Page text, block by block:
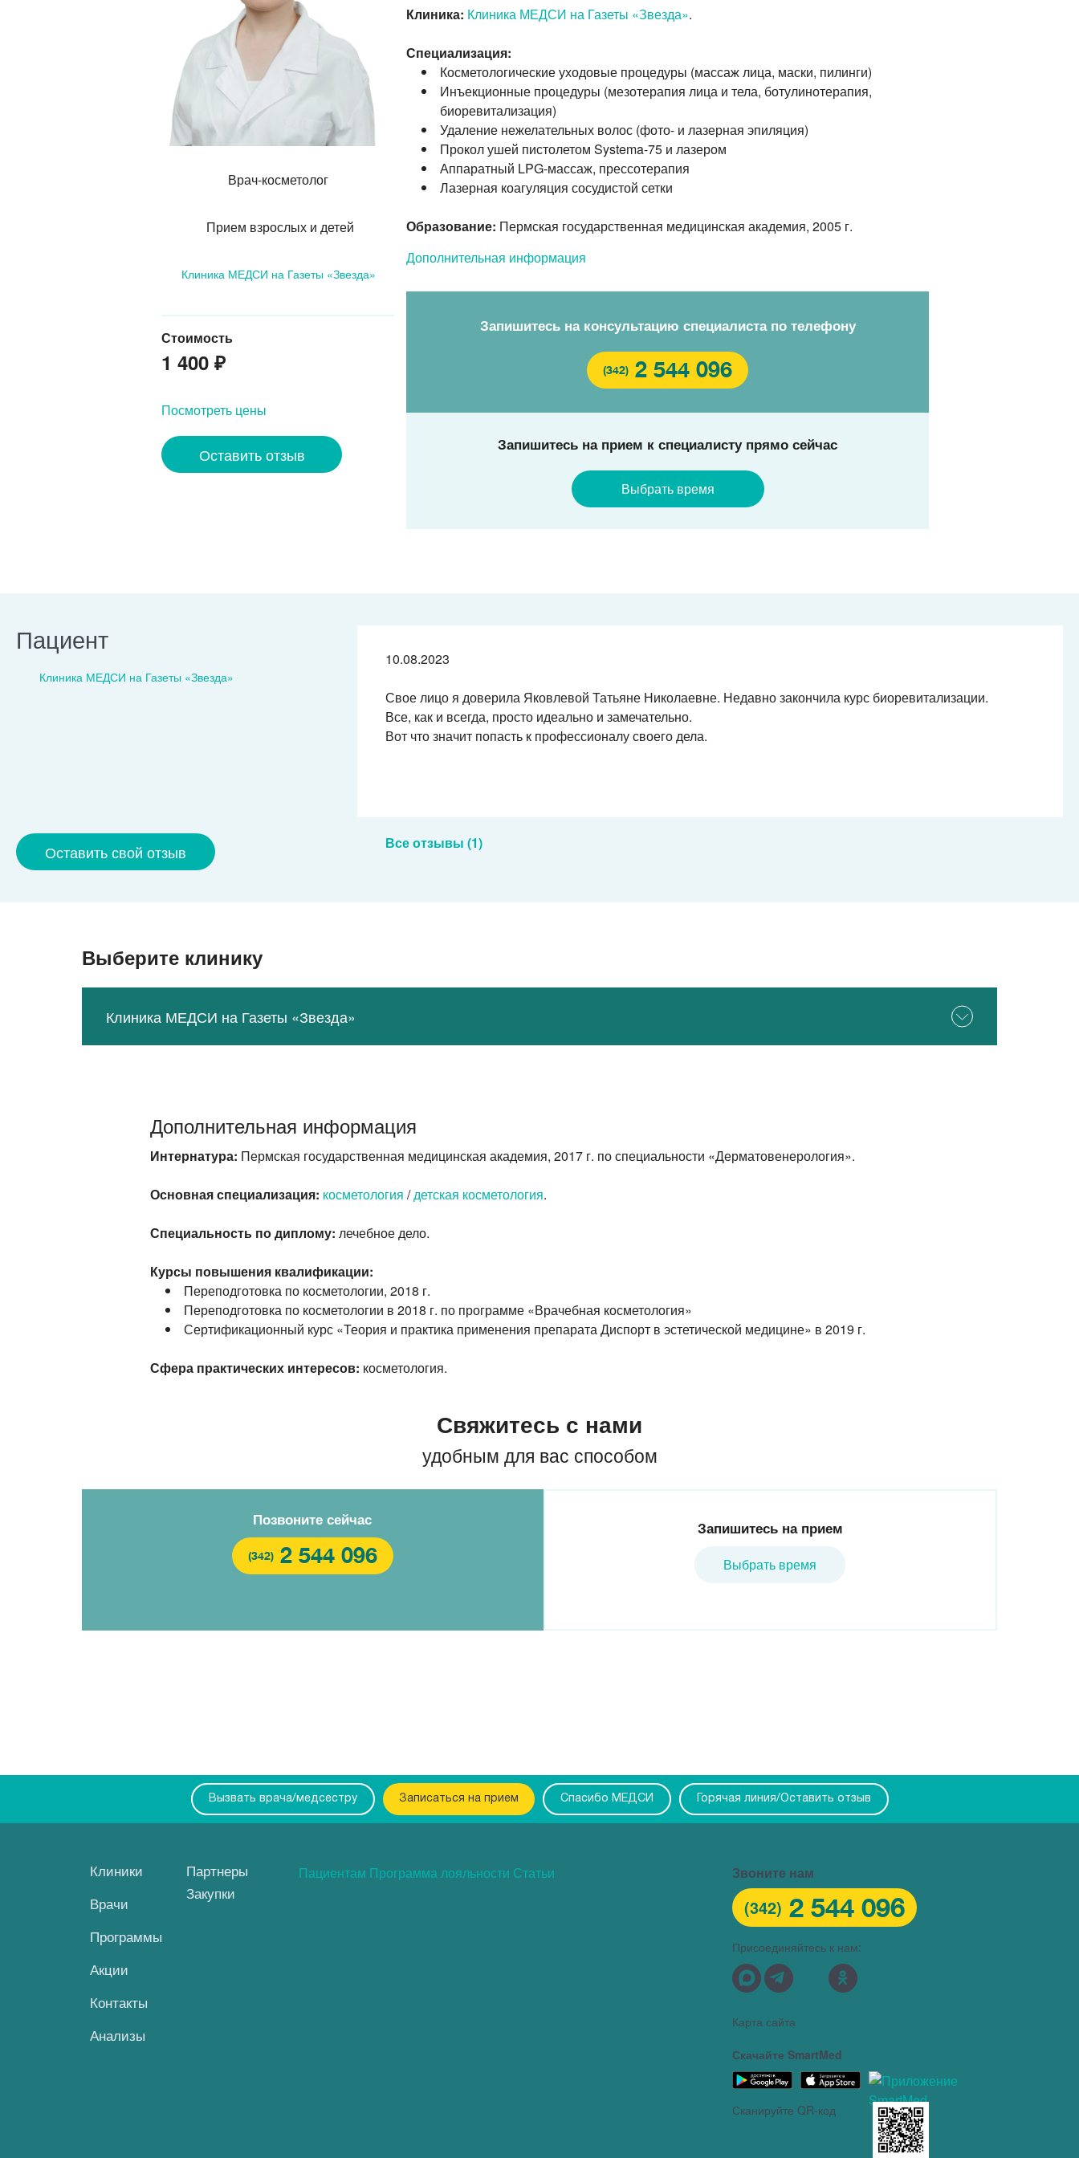
Врач-косметолог
Прием взрослых и детей
Клиника МЕДСИ на Газеты «Звезда»
Стоимость
1 400 ₽
Посмотреть цены
Оставить отзыв
Клиника: Клиника МЕДСИ на Газеты «Звезда».
Специализация:
Косметологические уходовые процедуры (массаж лица, маски, пилинги)
Инъекционные процедуры (мезотерапия лица и тела, ботулинотерапия,
биоревитализация)
Удаление нежелательных волос (фото- и лазерная эпиляция)
Прокол ушей пистолетом Systema-75 и лазером
Аппаратный LPG-массаж, прессотерапия
Лазерная коагуляция сосудистой сетки
Образование: Пермская государственная медицинская академия, 2005 г.
Дополнительная информация
Запишитесь на консультацию специалиста по телефону
(342) 2 544 096
Запишитесь на прием к специалисту прямо сейчас
Выбрать время
Пациент
Клиника МЕДСИ на Газеты «Звезда»
10.08.2023
Свое лицо я доверила Яковлевой Татьяне Николаевне. Недавно закончила курс биоревитализации.
Все, как и всегда, просто идеально и замечательно.
Вот что значит попасть к профессионалу своего дела.
Все отзывы (1)
Оставить свой отзыв
Выберите клинику
Клиника МЕДСИ на Газеты «Звезда»
Дополнительная информация
Интернатура: Пермская государственная медицинская академия, 2017 г. по специальности «Дерматовенерология».
Основная специализация: косметология /детская косметология.
Специальность по диплому: лечебное дело.
Курсы повышения квалификации:
Переподготовка по косметологии, 2018 г.
Переподготовка по косметологии в 2018 г. по программе «Врачебная косметология»
Сертификационный курс «Теория и практика применения препарата Диспорт в эстетической медицине» в 2019 г.
Сфера практических интересов: косметология.
Свяжитесь с нами
удобным для вас способом
Позвоните сейчас
(342) 2 544 096
Запишитесь на прием
Выбрать время
Вызвать врача/медсестру Записаться на прием Спасибо МЕДСИ Горячая линия/Оставить отзыв
Клиники
Врачи
Программы
Акции
Контакты
Анализы
Пациентам Программа лояльности Статьи
Партнеры
Закупки
Звоните нам
(342) 2 544 096
Присоединяйтесь к нам:
Карта сайта
Скачайте SmartMed
Сканируйте QR-код